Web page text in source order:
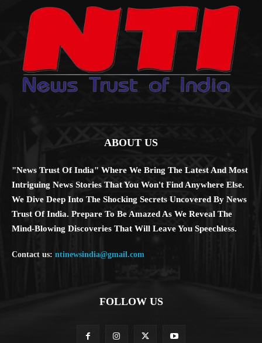
ABOUT US
"News Trust Of India" Where We Bring The Latest And Most
Intriguing News Stories That You Won't Find Anywhere Else.
We Dive Deep Into The Shocking Secrets Uncovered By News
Trust Of India. Prepare To Be Amazed As We Reveal The
Mind-Blowing Discoveries That Will Leave You Speechless.
Contact us: ntinewsindia@gmail.com
FOLLOW US